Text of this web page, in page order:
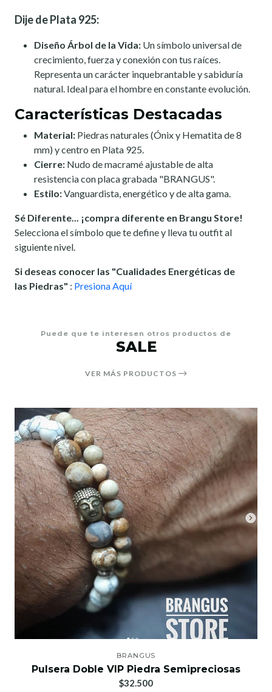
Dije de Plata 925:
Diseño Árbol de la Vida: Un símbolo universal de
crecimiento, fuerza y conexión con tus raíces.
Representa un carácter inquebrantable y sabiduría
natural. Ideal para el hombre en constante evolución.
Características Destacadas
Material: Piedras naturales (Ónix y Hematita de 8
mm) y centro en Plata 925.
Cierre: Nudo de macramé ajustable de alta
resistencia con placa grabada "BRANGUS".
Estilo:Vanguardista, energético y de alta gama.
Sé Diferente... ¡compra diferente en Brangu Store!
Selecciona el símbolo que te define y lleva tu outfit al
siguiente nivel.
Si deseas conocer las "Cualidades Energéticas de
las Piedras" : Presiona Aquí
Puede que te interesen otros productos de
SALE
VER MÁS PRODUCTOS
BRANGUS
Pulsera Doble VIP Piedra Semipreciosas
$32.500